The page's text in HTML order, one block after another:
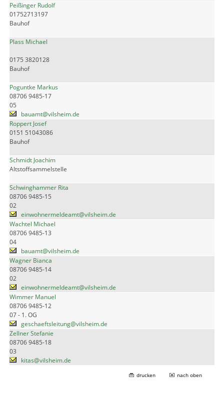
Peißinger Rudolf
01752713197
Bauhof
Plass Michael
0175 3820128
Bauhof
Poguntke Markus
08706 9485-17
05
bauamt@vilsheim.de
Roppert Josef
0151 51043086
Bauhof
Schmidt Joachim
Altstoffsammelstelle
Schwinghammer Rita
08706 9485-15
02
einwohnermeldeamt@vilsheim.de
Wachtel Michael
08706 9485-13
04
bauamt@vilsheim.de
Wagner Bianca
08706 9485-14
02
einwohnermeldeamt@vilsheim.de
Wimmer Manuel
08706 9485-12
07 - 1. OG
geschaeftsleitung@vilsheim.de
Zellner Stefanie
08706 9485-18
03
kitas@vilsheim.de
drucken nach oben